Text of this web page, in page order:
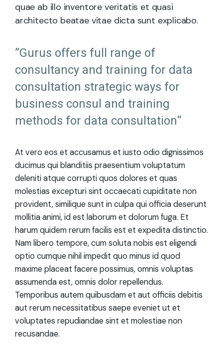
quae ab illo inventore veritatis et quasi
architecto beatae vitae dicta sunt explicabo.
”Gurus offers full range of
consultancy and training for data
consultation strategic ways for
business consul and training
methods for data consultation“
At vero eos et accusamus et iusto odio dignissimos
ducimus qui blanditiis praesentium voluptatum
deleniti atque corrupti quos dolores et quas
molestias excepturi sint occaecati cupiditate non
provident, similique sunt in culpa qui officia deserunt
mollitia animi, id est laborum et dolorum fuga. Et
harum quidem rerum facilis est et expedita distinctio.
Nam libero tempore, cum soluta nobis est eligendi
optio cumque nihil impedit quo minus id quod
maxime placeat facere possimus, omnis voluptas
assumenda est, omnis dolor repellendus.
Temporibus autem quibusdam et aut officiis debitis
aut rerum necessitatibus saepe eveniet ut et
voluptates repudiandae sint et molestiae non
recusandae.